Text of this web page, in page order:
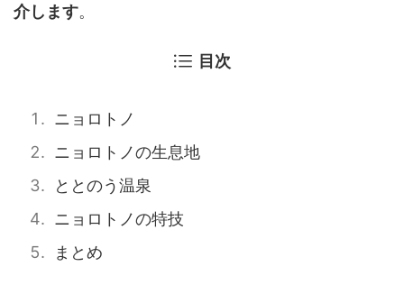
介します。
目次
ニョロトノ
ニョロトノの生息地
ととのう温泉
ニョロトノの特技
まとめ